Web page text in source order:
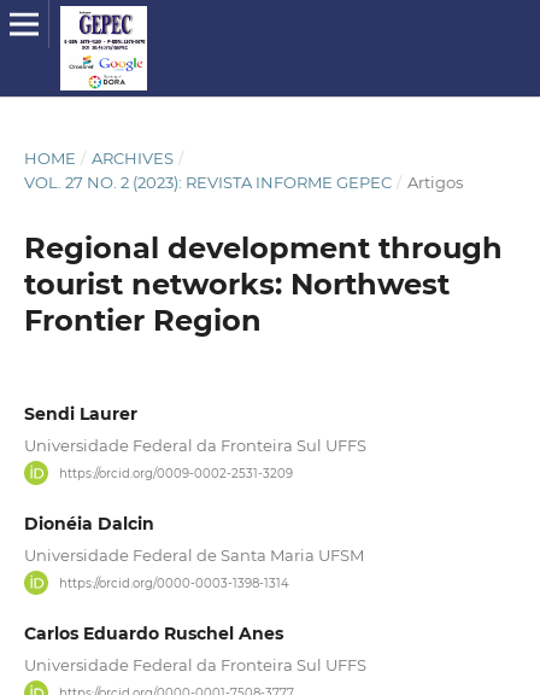
HOME / ARCHIVES /
VOL. 27 NO. 2 (2023): REVISTA INFORME GEPEC / Artigos
Regional development through
tourist networks: Northwest
Frontier Region
Sendi Laurer
Universidade Federal da Fronteira Sul UFFS
https://orcid.org/0009-0002-2531-3209
Dionéia Dalcin
Universidade Federal de Santa Maria UFSM
https://orcid.org/0000-0003-1398-1314
Carlos Eduardo Ruschel Anes
Universidade Federal da Fronteira Sul UFFS